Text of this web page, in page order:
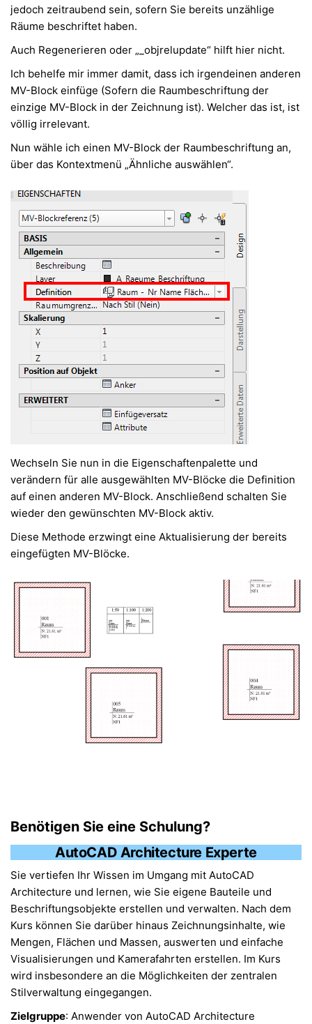
jedoch zeitraubend sein, sofern Sie bereits unzählige
Räume beschriftet haben.
Auch Regenerieren oder „_objrelupdate“ hilft hier nicht.
Ich behelfe mir immer damit, dass ich irgendeinen anderen
MV-Block einfüge (Sofern die Raumbeschriftung der
einzige MV-Block in der Zeichnung ist). Welcher das ist, ist
völlig irrelevant.
Nun wähle ich einen MV-Block der Raumbeschriftung an,
über das Kontextmenü „Ähnliche auswählen“.
Wechseln Sie nun in die Eigenschaftenpalette und
verändern für alle ausgewählten MV-Blöcke die Definition
auf einen anderen MV-Block. Anschließend schalten Sie
wieder den gewünschten MV-Block aktiv.
Diese Methode erzwingt eine Aktualisierung der bereits
eingefügten MV-Blöcke.
Benötigen Sie eine Schulung?
AutoCAD Architecture Experte
Sie vertiefen Ihr Wissen im Umgang mit AutoCAD
Architecture und lernen, wie Sie eigene Bauteile und
Beschriftungsobjekte erstellen und verwalten. Nach dem
Kurs können Sie darüber hinaus Zeichnungsinhalte, wie
Mengen, Flächen und Massen, auswerten und einfache
Visualisierungen und Kamerafahrten erstellen. Im Kurs
wird insbesondere an die Möglichkeiten der zentralen
Stilverwaltung eingegangen.
Zielgruppe: Anwender von AutoCAD Architecture